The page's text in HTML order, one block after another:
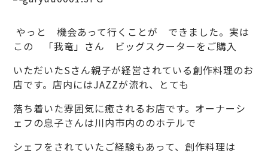
やっと 機会あって行くことが できました。実は
この 「我竜」さん ビッグスクーターをご購入
いただいたSさん親子が経営されている創作料理のお
店です。店内にはJAZZが流れ、とても
落ち着いた雰囲気に癒されるお店です。オーナーシ
ェフの息子さんは川内市内ののホテルで
シェフをされていたご経験もあって、創作料理は